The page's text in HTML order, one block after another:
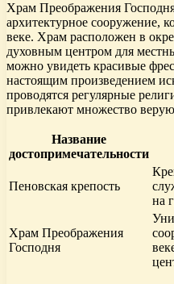
Храм Преображения
архитектурное сооружение,
веке. Храм расположен в
духовным центром для
можно увидеть красивые
настоящим произведением
проводятся регулярные
привлекают множество
Название
достопримечательности
Пеновская крепость
на
Храм Преображения
Господня